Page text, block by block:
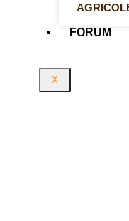
FORUM
X